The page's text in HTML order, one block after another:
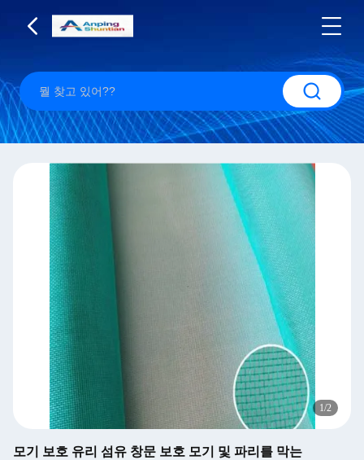
1/2
모기 보호 유리 섬유 창문 보호 모기 및 파리를 막는